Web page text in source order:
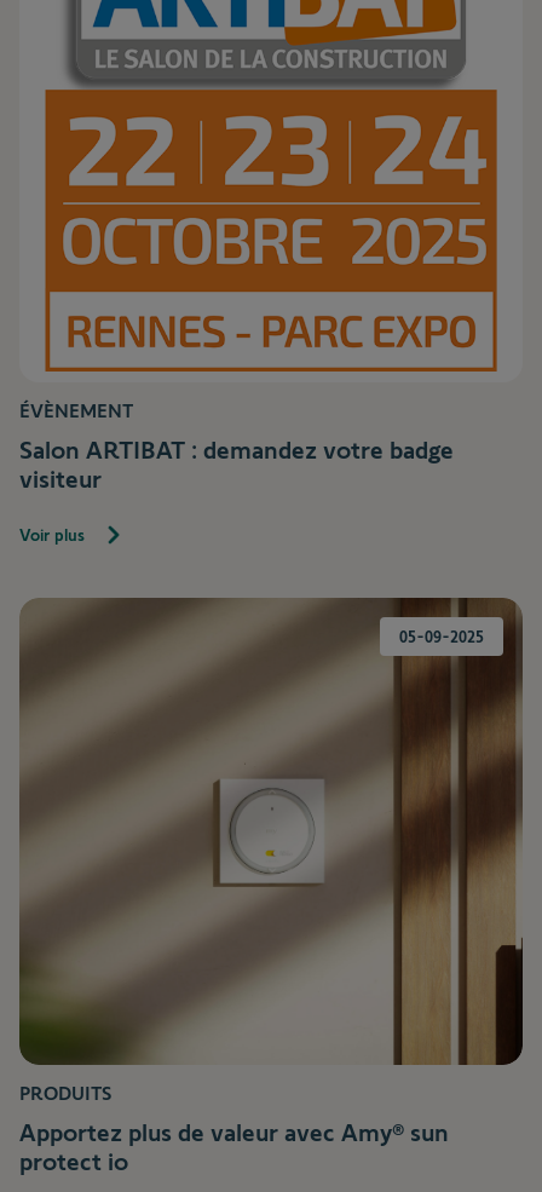
ÉVÈNEMENT
Salon ARTIBAT : demandez votre badge
visiteur
Voir plus
05-09-2025
PRODUITS
Apportez plus de valeur avec Amy® sun
protect io